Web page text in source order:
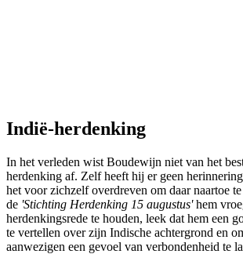
Indië-herdenking
In het verleden wist Boudewijn niet van het
herdenking af. Zelf heeft hij er geen
het voor zichzelf overdreven om daar naartoe
de 'Stichting Herdenking 15 augustus'hem
herdenkingsrede te houden, leek dat hem een
te vertellen over zijn Indische achtergrond en
aanwezigen een gevoel van verbondenheid te